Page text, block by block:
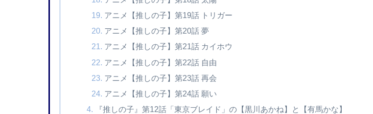
アニメ【推しの子】第19話 トリガー
アニメ【推しの子】第20話 夢
アニメ【推しの子】第21話 カイホウ
アニメ【推しの子】第22話 自由
アニメ【推しの子】第23話 再会
アニメ【推しの子】第24話 願い
『推しの子』第12話「東京ブレイド」の【黒川あかね】と【有馬かな】